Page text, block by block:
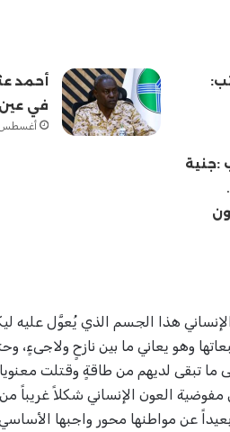
أحمد
في
أغسطس 2,
:جنية
هذا الجسم الذي يُعوَّل عليه
وهو يعاني ما بين نازحٍ
ما تبقى لديهم من طاقةٍ وقتلت
مفوضية العون الإنساني شكلاً غريباً
عن مواطنها محور واجبها